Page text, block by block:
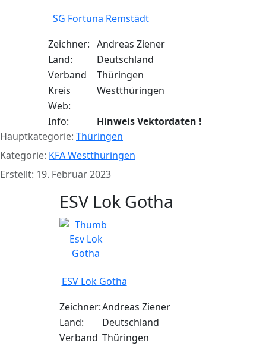
SG Fortuna Remstädt
Zeichner: Andreas Ziener
Land:
Deutschland
Verband
Thüringen
Kreis
Westthüringen
Web:
Info:
Hinweis Vektordaten !
Hauptkategorie: Thüringen
Kategorie: KFA Westthüringen
Erstellt: 19. Februar 2023
ESV Lok Gotha
ESV Lok Gotha
Zeichner:Andreas Ziener
Land:
Deutschland
Verband Thüringen